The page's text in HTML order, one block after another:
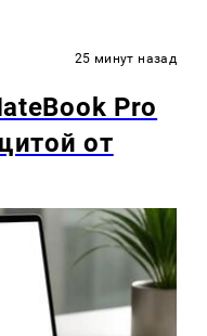
25 минут назад
Pro
от